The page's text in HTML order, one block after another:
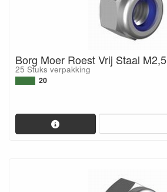
Borg Moer Roest Vrij Staal M2,5
25 Stuks verpakking
20